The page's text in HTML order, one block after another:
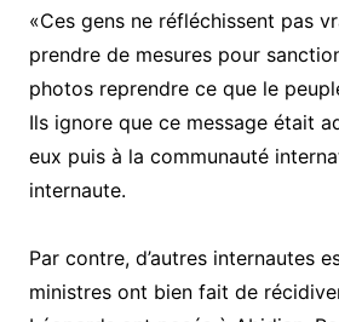
«Ces gens ne réfléchissent pas
prendre de mesures pour
photos reprendre ce que le
Ils ignore que ce message était
eux puis à la communauté
internaute.
Par contre, d’autres internautes
ministres ont bien fait de